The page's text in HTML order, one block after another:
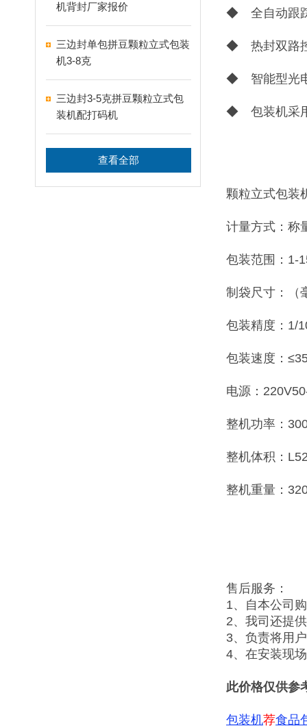
机背封厂家报价
三边封单包拼豆颗粒立式包装
机3-8克
三边封3-5克拼豆颗粒立式包
装机配打码机
查看全部
◆ 全自动跟踪
◆ 热封双路控
◆ 智能型光
◆ 包装机采用
颗粒立式包装
计量方式：称
包装范围：1-
制袋尺寸：（
包装精度：1/
包装速度：
电源：
整机功率：
整机体积：
整机重量：
售后服务：
1、自本公司
2、我司还提
3、负责将用
4、在安装现
此价格仅供参
包装机荐食品